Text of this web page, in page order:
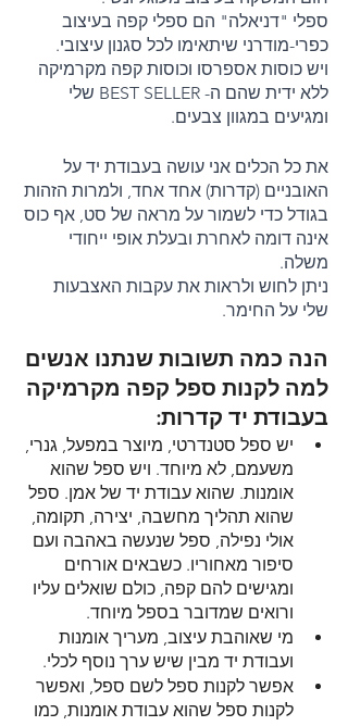
ספלי "דניאלה" הם ספלי קפה בעיצוב
כפרי-מודרני שיתאימו לכל סגנון עיצובי.
ויש כוסות אספרסו וכוסות קפה מקרמיקה
ללא ידית שהם ה- BEST SELLER שלי
ומגיעים במגוון צבעים.
את כל הכלים אני עושה בעבודת יד על
האובניים (קדרות) אחד אחד, ולמרות הזהות
בגודל כדי לשמור על מראה של סט, אף כוס
אינה דומה לאחרת ובעלת אופי ייחודי
משלה.
ניתן לחוש ולראות את עקבות האצבעות
שלי על החימר.
הנה כמה תשובות שנתנו אנשים
למה לקנות ספל קפה מקרמיקה
בעבודת יד קדרות:
יש ספל סטנדרטי, מיוצר במפעל, גנרי,
משעמם, לא מיוחד. ויש ספל שהוא
אומנות. שהוא עבודת יד של אמן. ספל
שהוא תהליך מחשבה, יצירה, תקומה,
אולי נפילה, ספל שנעשה באהבה ועם
סיפור מאחוריו. כשבאים אורחים
ומגישים להם קפה, כולם שואלים עליו
ורואים שמדובר בספל מיוחד.
מי שאוהבת עיצוב, מעריך אומנות
ועבודת יד מבין שיש ערך נוסף לכלי.
אפשר לקנות ספל לשם ספל, ואפשר
לקנות ספל שהוא עבודת אומנות, כמו